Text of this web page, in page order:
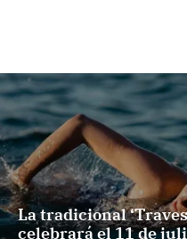
La tradicional
celebrará el 11 de